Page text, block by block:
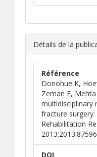
Détails de la
Référence
Donohue K,
Zeman E,
multidisciplinary
fracture
Rehabilitation
DOI